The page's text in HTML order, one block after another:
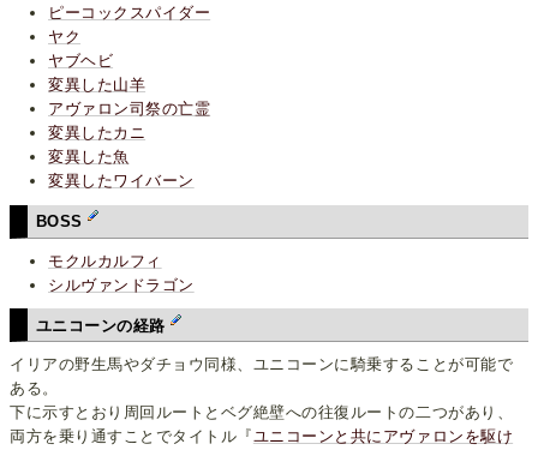
ピーコックスパイダー
ヤク
ヤブヘビ
変異した山羊
アヴァロン司祭の亡霊
変異したカニ
変異した魚
変異したワイバーン
BOSS
モクルカルフィ
シルヴァンドラゴン
ユニコーンの経路
イリアの野生馬やダチョウ同様、ユニコーンに騎乗することが可能で
ある。
下に示すとおり周回ルートとベグ絶壁への往復ルートの二つがあり、
両方を乗り通すことでタイトル『ユニコーンと共にアヴァロンを駆け